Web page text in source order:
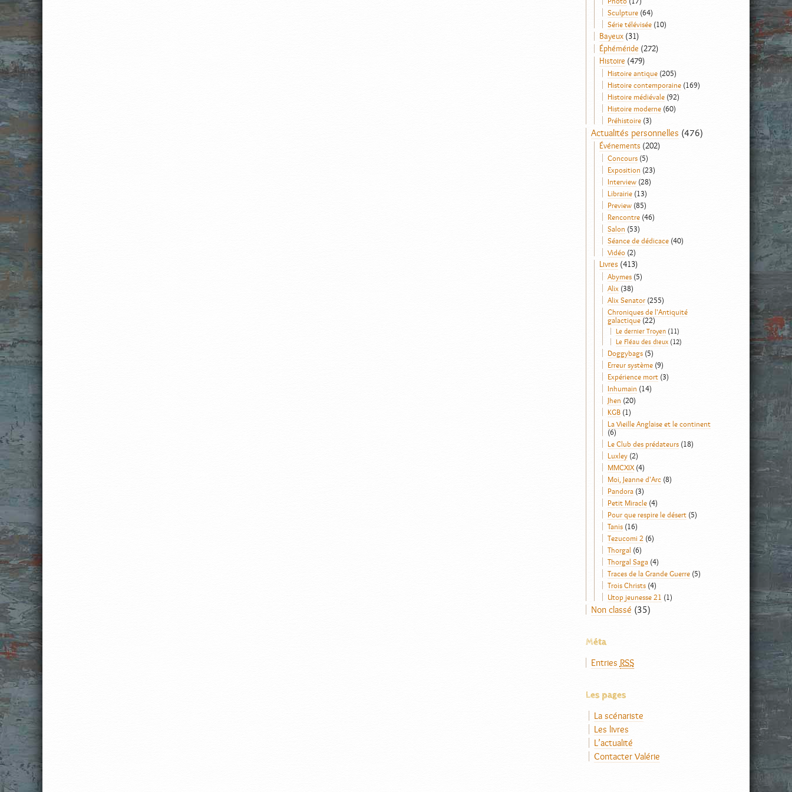
Sculpture(64)
Série télévisée(10)
Bayeux(31)
Éphéméride (272)
Histoire (479)
Histoire antique(205)
Histoire contemporaine(169)
Histoire médiévale(92)
Histoire moderne(60)
Préhistoire(3)
Actualités personnelles (476)
Événements (202)
Concours(5)
Exposition (23)
Interview(28)
Librairie(13)
Preview(85)
Rencontre(46)
Salon (53)
Séance de dédicace(40)
Vidéo(2)
Livres (413)
Abymes(5)
Alix (38)
Alix Senator(255)
Chroniques de l'Antiquité
galactique(22)
Le dernier Troyen(11)
Le Fléau des dieux(12)
Doggybags(5)
Erreur système(9)
Expérience mort(3)
Inhumain (14)
Jhen (20)
KGB(1)
La Vieille Anglaise et le continent
(6)
Le Club des prédateurs(18)
Luxley(2)
MMCXIX(4)
Moi, Jeanne d'Arc(8)
Pandora(3)
Petit Miracle(4)
Pour que respire le désert(5)
Tanis(16)
Tezucomi 2 (6)
Thorgal (6)
Thorgal Saga(4)
Traces de la Grande Guerre(5)
Trois Christs(4)
Utop jeunesse 21 (1)
Non classé (35)
Méta
Entries RSS
Les pages
La scénariste
Les livres
L’actualité
Contacter Valérie